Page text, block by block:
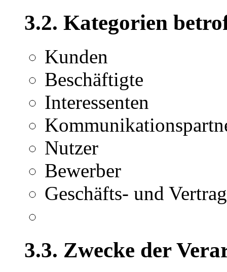
3.2. Kategorien
Kunden
Beschäftigte
Interessenten
Nutzer
Bewerber
Geschäfts- und
3.3. Zwecke der